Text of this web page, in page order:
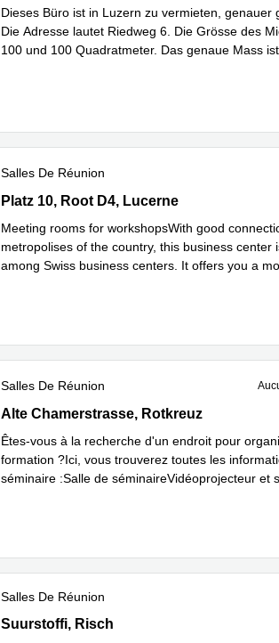
Dieses Büro ist in Luzern zu vermieten, genauer
Die Adresse lautet Riedweg 6. Die Grösse des
100 und 100 Quadratmeter. Das genaue Mass
Salles De Réunion
Platz 10, Root D4, Lucerne
Platz 10, Root D4, Lucerne
Meeting rooms for workshopsWith good
metropolises of the country, this business center
among Swiss business centers. It offers you a
Salles De Réunion
Alte Chamerstrasse 6, Rotkreuz
Alte Chamerstrasse, Rotkreuz
Êtes-vous à la recherche d'un endroit pour
formation ?Ici, vous trouverez toutes les
séminaire :​Salle de séminaireVidéoprojecteur et
Salles De Réunion
Suurstoffi 37,Rotkreuz, Risch
Suurstoffi, Risch